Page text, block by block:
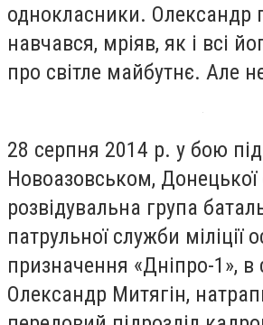
однокласники. Олександр
навчався, мріяв, як і всі
про світле майбутнє. Але
28 серпня 2014 р. у бою під
Новоазовськом, Донецької
розвідувальна група
патрульної служби міліції
призначення «Дніпро-1», в
Олександр Митягін,